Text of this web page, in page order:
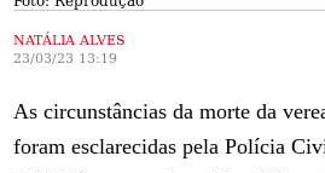
NATÁLIA ALVES
23/03/23 13:19
As circunstâncias da morte da
foram esclarecidas pela Polícia